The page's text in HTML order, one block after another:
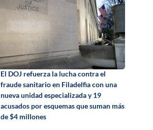
El DOJ refuerza la lucha contra el
fraude sanitario en Filadelfia con una
nueva unidad especializada y 19
acusados por esquemas que suman más
de $4 millones